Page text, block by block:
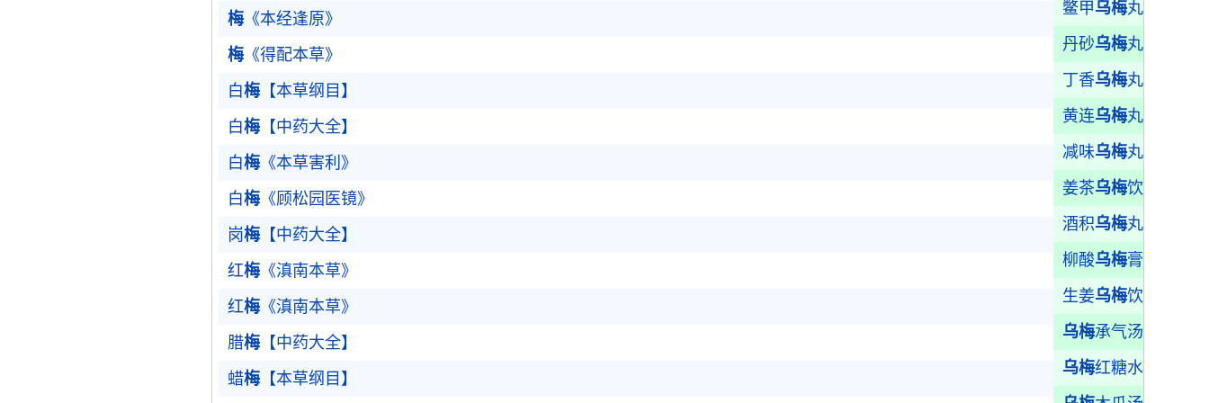
鳖甲乌梅丸
丹砂乌梅丸
丁香乌梅丸
黄连乌梅丸
减味乌梅丸
姜茶乌梅饮
酒积乌梅丸
柳酸乌梅膏
生姜乌梅饮
乌梅承气汤
乌梅红糖水
梅 《本经逢原》
梅 《得配本草》
白梅 【本草纲目】
白梅 【中药大全】
白梅 《本草害利》
白梅 《顾松园医镜》
岗梅 【中药大全】
红梅 《滇南本草》
红梅 《滇南本草》
腊梅 【中药大全】
蜡梅 【本草纲目】